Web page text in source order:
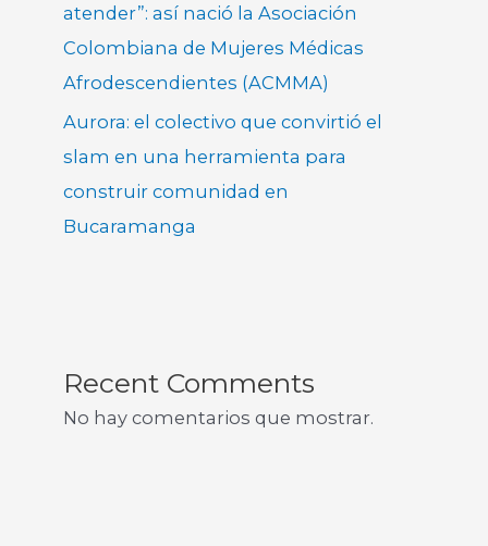
atender”: así nació la Asociación
Colombiana de Mujeres Médicas
Afrodescendientes (ACMMA)
Aurora: el colectivo que convirtió el
slam en una herramienta para
construir comunidad en
Bucaramanga
Recent Comments
No hay comentarios que mostrar.